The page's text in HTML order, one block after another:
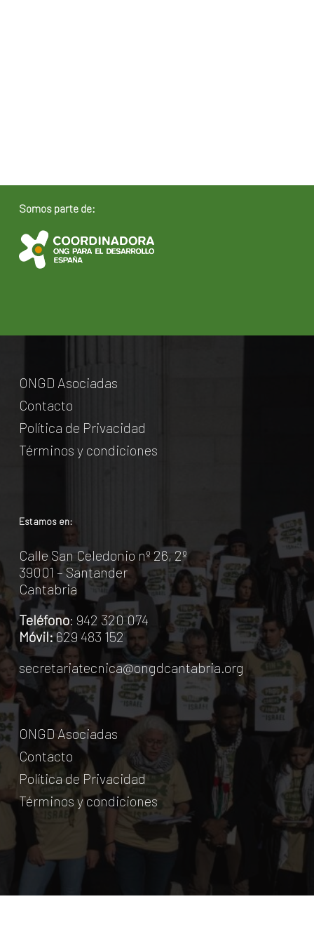
Somos parte de:
ONGD Asociadas
Contacto
Política de Privacidad
Términos y condiciones
Estamos en:
Calle San Celedonio nº 26, 2º
39001 – Santander
Cantabria
Teléfono: 942 320 074
Móvil:629 483 152
secretariatecnica@ongdcantabria.org
ONGD Asociadas
Contacto
Política de Privacidad
Términos y condiciones